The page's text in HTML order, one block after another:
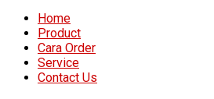
Home
Product
Cara Order
Service
Contact Us